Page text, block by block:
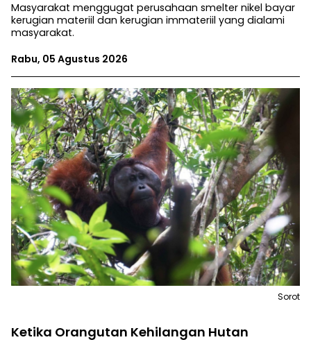
Masyarakat menggugat perusahaan smelter nikel bayar
kerugian materiil dan kerugian immateriil yang dialami
masyarakat.
Rabu, 05 Agustus 2026
Ketika Orangutan Kehilangan Hutan
Sorot